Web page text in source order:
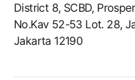
District 8, SCBD,
No.Kav 52-53 Lot. 28,
Jakarta 12190